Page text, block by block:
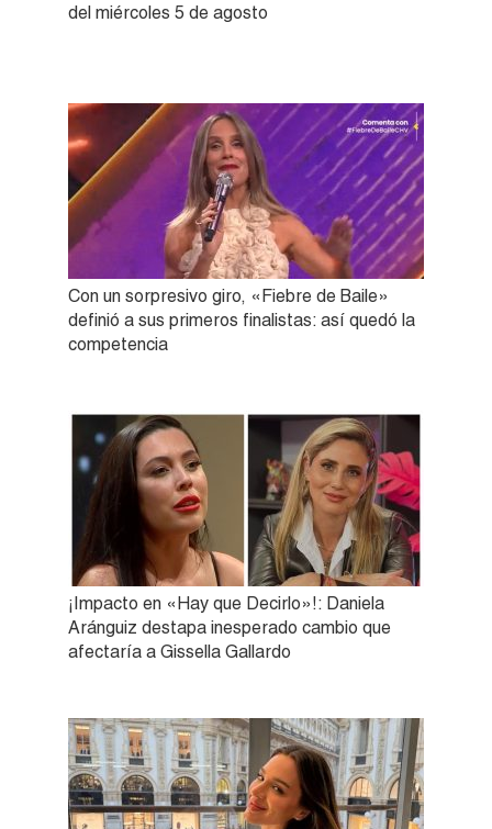
del miércoles 5 de agosto
Con un sorpresivo giro, «Fiebre de Baile»
definió a sus primeros finalistas: así quedó la
competencia
¡Impacto en «Hay que Decirlo»!: Daniela
Aránguiz destapa inesperado cambio que
afectaría a Gissella Gallardo